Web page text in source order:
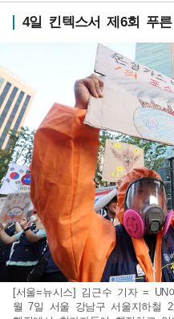
4일 킨텍스서 제6회 푸
[서울=뉴시스] 김근수 기자 =
월 7일 서울 강남구 서울지하철